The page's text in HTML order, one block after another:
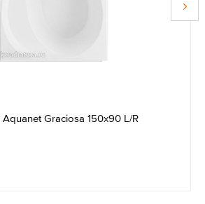
Graciosa 150x90 L/R